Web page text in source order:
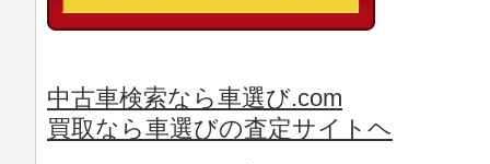
中古車検索なら車選び.com
買取なら車選びの査定サイトヘ